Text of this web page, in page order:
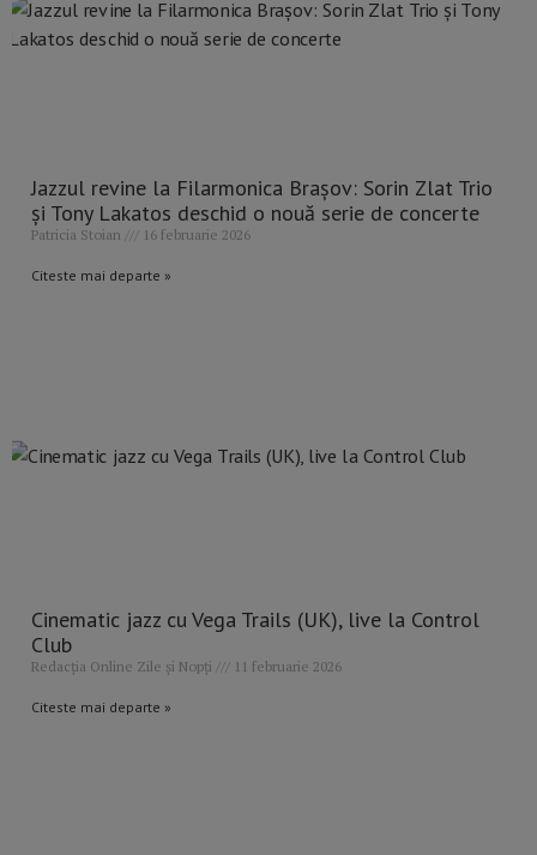
Jazzul revine la Filarmonica Brașov: Sorin Zlat Trio
și Tony Lakatos deschid o nouă serie de concerte
Patricia Stoian 16 februarie 2026
Citeste mai departe »
Cinematic jazz cu Vega Trails (UK), live la Control
Club
Redacția Online Zile și Nopți 11 februarie 2026
Citeste mai departe »